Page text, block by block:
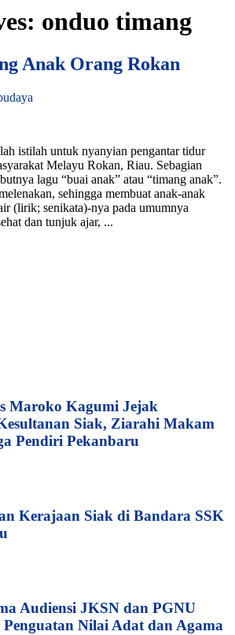
onduo timang
Anak Orang Rokan
istilah untuk nyanyian pengantar tidur
Melayu Rokan, Riau. Sebagian
lagu “buai anak” atau “timang anak”.
sehingga membuat anak-anak
(lirik; senikata)-nya pada umumnya
dan tunjuk ajar, ...
Maroko Kagumi Jejak
Siak, Ziarahi Makam
Pendiri Pekanbaru
Kerajaan Siak di Bandara SSK
Audiensi JKSN dan PGNU
Penguatan Nilai Adat dan Agama